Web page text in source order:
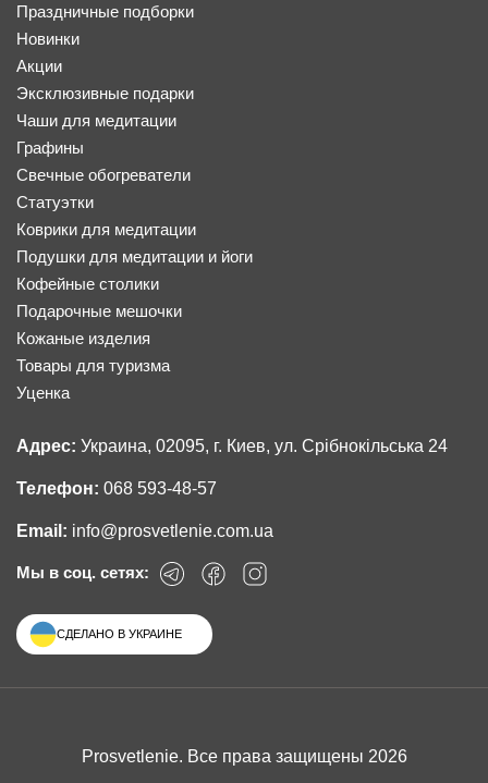
Праздничные подборки
Новинки
Акции
Эксклюзивные подарки
Чаши для медитации
Графины
Свечные обогреватели
Статуэтки
Коврики для медитации
Подушки для медитации и йоги
Кофейные столики
Подарочные мешочки
Кожаные изделия
Товары для туризма
Уценка
Адрес: Украина, 02095, г. Киев, ул. Срібнокільська 24
Телефон: 068 593-48-57
Email: info@prosvetlenie.com.ua
Мы в соц. сетях:
СДЕЛАНО В УКРАИНЕ
Prosvetlenie. Все права защищены 2026